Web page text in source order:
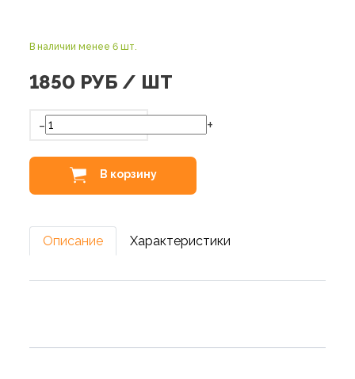
В наличии менее 6 шт.
1850 РУБ / ШТ
- +
В корзину
Описание Характеристики